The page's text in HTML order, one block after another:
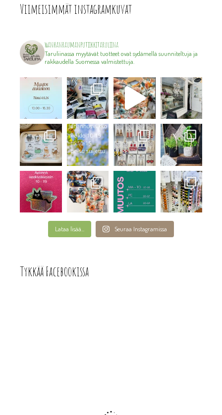
Viimeisimmät instagramkuvat
wanhanraumanputiikkitaruliina
Taruliinassa myytävät tuotteet ovat sydämellä suunniteltuja ja
rakkaudella Suomessa valmistettuja.
Lataa lisää... Seuraa Instagramissa
Tykkää Facebookissa